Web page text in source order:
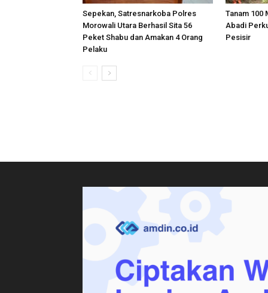
Sepekan, Satresnarkoba Polres
Morowali Utara Berhasil Sita 56
Peket Shabu dan Amakan 4 Orang
Pelaku
Tanam 100
Abadi
Pesisir